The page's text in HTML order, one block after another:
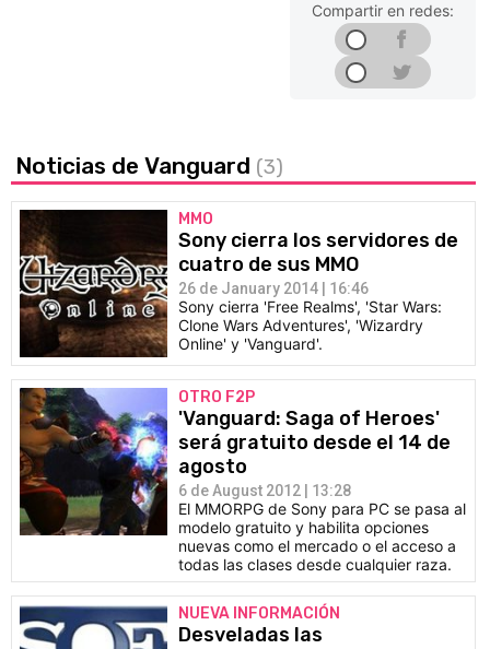
Compartir en redes:
Noticias de Vanguard (3)
MMO
Sony cierra los servidores de
cuatro de sus MMO
26 de January 2014 | 16:46
Sony cierra 'Free Realms', 'Star Wars:
Clone Wars Adventures', 'Wizardry
Online' y 'Vanguard'.
OTRO F2P
'Vanguard: Saga of Heroes'
será gratuito desde el 14 de
agosto
6 de August 2012 | 13:28
El MMORPG de Sony para PC se pasa al
modelo gratuito y habilita opciones
nuevas como el mercado o el acceso a
todas las clases desde cualquier raza.
NUEVA INFORMACIÓN
Desveladas las